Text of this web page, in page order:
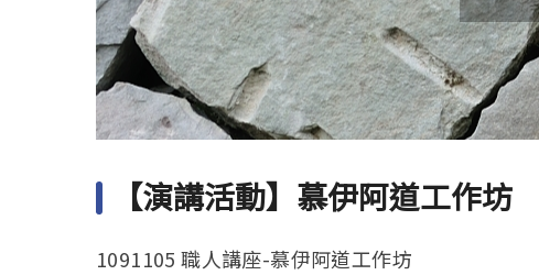
【演講活動】慕伊阿道工作坊
1091105 職人講座-慕伊阿道工作坊